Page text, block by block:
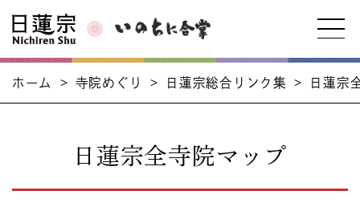
ホーム > 寺院めぐり > 日蓮宗総合リンク集 > 日蓮宗
日蓮宗全寺院マップ